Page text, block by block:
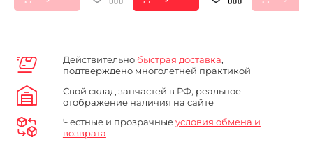
Действительно быстрая доставка,
подтверждено многолетней практикой
Свой склад запчастей в РФ, реальное
отображение наличия на сайте
Честные и прозрачныеусловия обмена и
возврата